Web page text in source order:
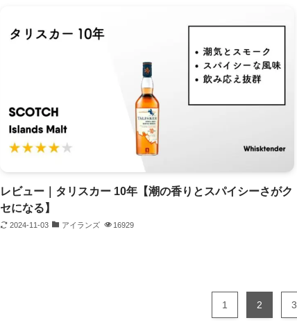
レビュー｜タリスカー 10年【潮の香りとスパイシーさがク
セになる】
2024-11-03 アイランズ 16929
1 2 3